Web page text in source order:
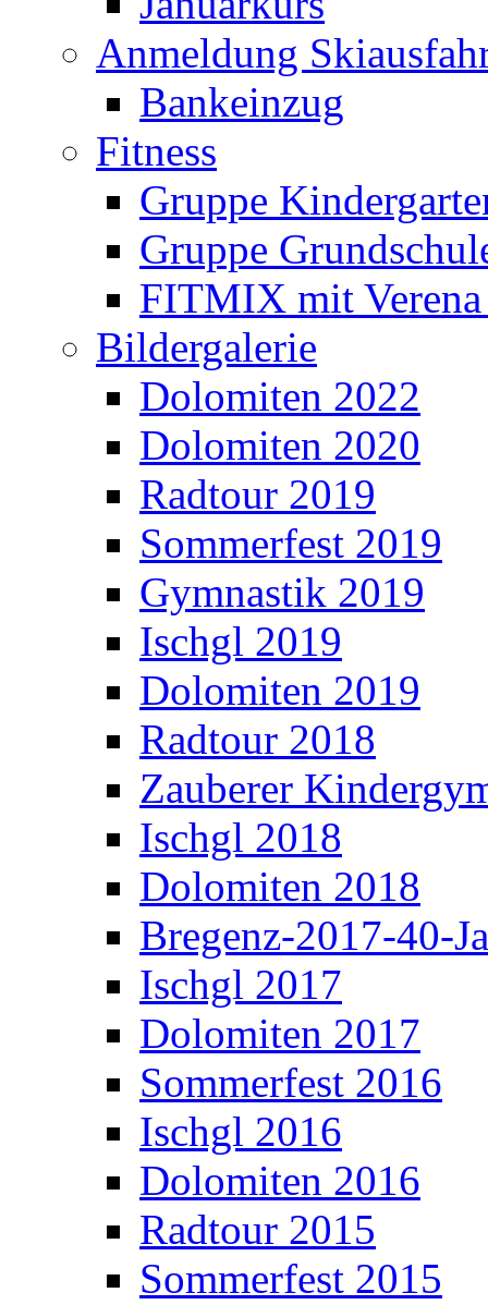
Anmeldung
Bankeinzug
Fitness
Gruppe
Gruppe
FITMIX mit
Bildergalerie
Dolomiten 2022
Dolomiten 2020
Radtour 2019
Sommerfest 2019
Gymnastik 2019
Ischgl 2019
Dolomiten 2019
Radtour 2018
Zauberer
Ischgl 2018
Dolomiten 2018
Bregenz-2017-40-
Ischgl 2017
Dolomiten 2017
Sommerfest 2016
Ischgl 2016
Dolomiten 2016
Radtour 2015
Sommerfest 2015